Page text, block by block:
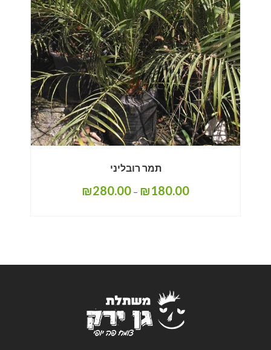
תמר רובליני
₪180.00
–
₪280.00